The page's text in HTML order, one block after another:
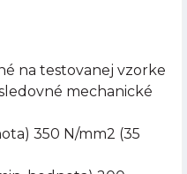
na testovanej vzorke
mechanické
350 N/mm2 (35